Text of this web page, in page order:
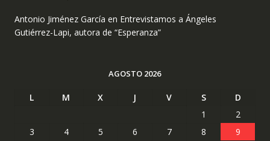
Antonio Jiménez García en Entrevistamos a Ángeles
Gutiérrez-Lapi, autora de “Esperanza”
AGOSTO 2026
L M X J V S
D
1
2
3
4 5 6 7 8
9